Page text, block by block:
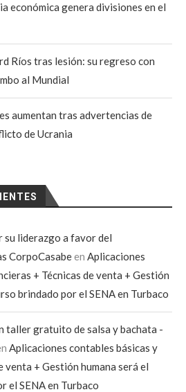
económica genera divisiones en el
Ríos tras lesión: su regreso con
al Mundial
aumentan tras advertencias de
de Ucrania
su liderazgo a favor del
CorpoCasabeen Aplicaciones
+ Técnicas de venta + Gestión
brindado por el SENA en Turbaco
taller gratuito de salsa y bachata -
Aplicaciones contables básicas y
venta + Gestión humana será el
el SENA en Turbaco